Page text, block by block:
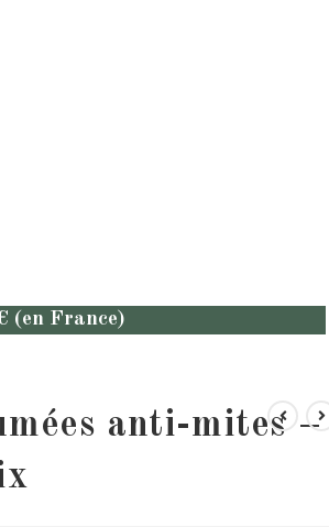
(en France)
anti-mites –